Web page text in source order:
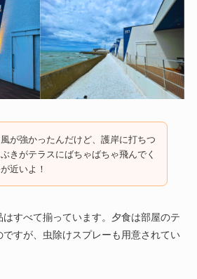
が強かったんだけど、護岸に打ちつ
きがテラスにばちゃばちゃ飛んでく
近いよ！
すべて揃っています。夕食は部屋のテ
すが、虫除けスプレーも用意されてい